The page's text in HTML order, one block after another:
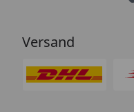
(auch dass
Versand